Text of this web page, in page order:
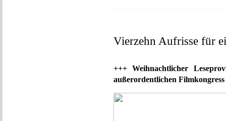
Vierzehn Aufrisse für
+++ Weihnachtlicher
außerordentlichen